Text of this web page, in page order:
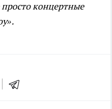
концертные